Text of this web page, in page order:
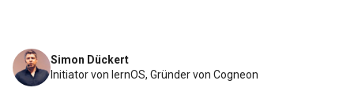
Simon Dückert
Initiator von lernOS, Gründer von Cogneon